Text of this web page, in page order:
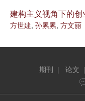
建构主义视角下的
方世建, 孙累累, 方文丽
期刊 | 论文